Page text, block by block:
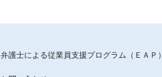
弁護士による従業員支援プログラム（ＥＡＰ）